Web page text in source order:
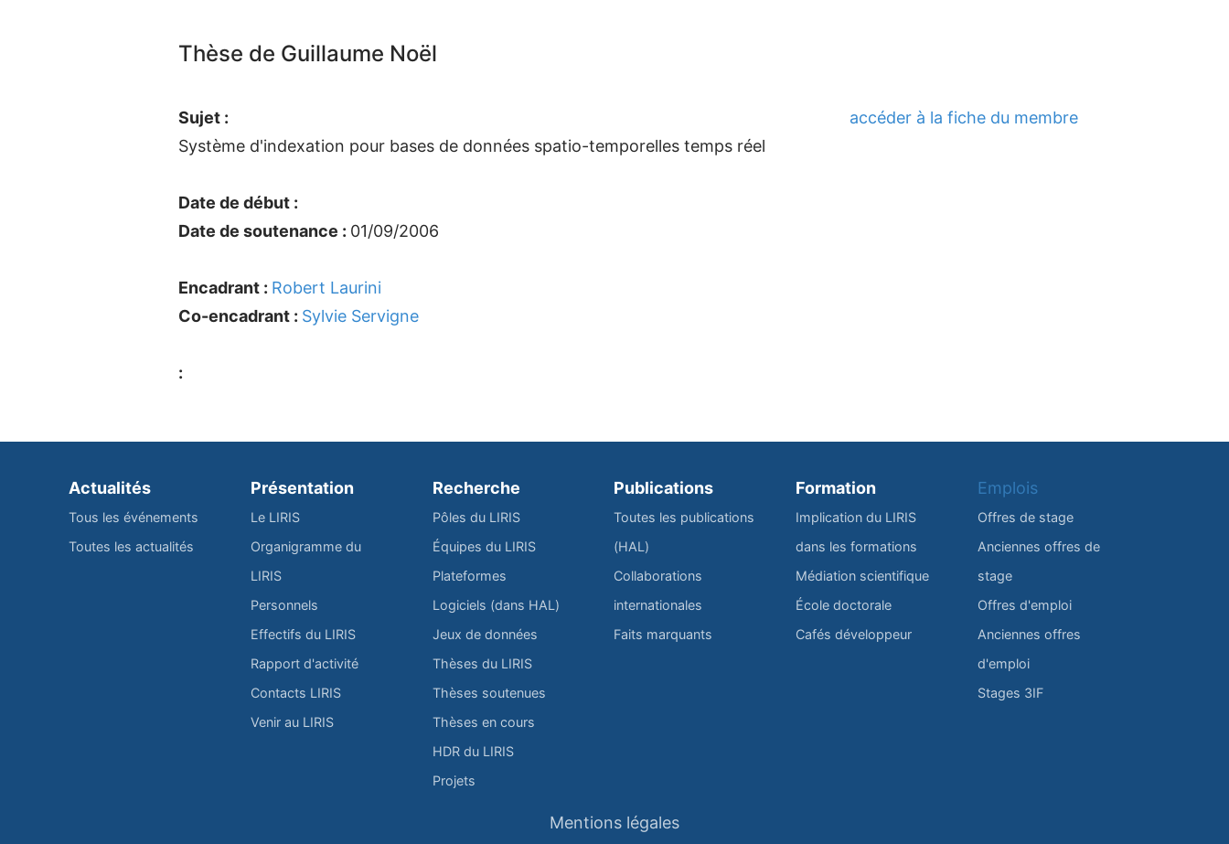
Thèse de Guillaume Noël
accéder à la fiche du membre
Sujet :
Système d'indexation pour bases de données spatio-temporelles temps réel
Date de début :
Date de soutenance : 01/09/2006
Encadrant : Robert Laurini
Co-encadrant : Sylvie Servigne
:
Actualités
Tous les événements
Toutes les actualités
Présentation
Le LIRIS
Organigramme du
LIRIS
Personnels
Effectifs du LIRIS
Rapport d'activité
Contacts LIRIS
Venir au LIRIS
Recherche
Pôles du LIRIS
Équipes du LIRIS
Plateformes
Logiciels (dans HAL)
Jeux de données
Thèses du LIRIS
Thèses soutenues
Thèses en cours
HDR du LIRIS
Projets
Publications
Toutes les publications
(HAL)
Collaborations
internationales
Faits marquants
Formation
Implication du LIRIS
dans les formations
Médiation scientifique
École doctorale
Cafés développeur
Emplois
Offres de stage
Anciennes offres de
stage
Offres d'emploi
Anciennes offres
d'emploi
Stages 3IF
Mentions légales